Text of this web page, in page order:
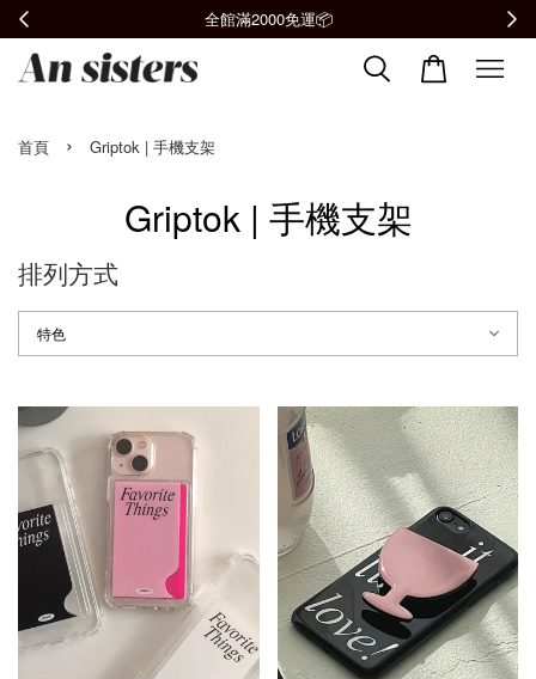
全館滿2000免運📦
首頁 › Griptok | 手機支架
Griptok | 手機支架
排列方式